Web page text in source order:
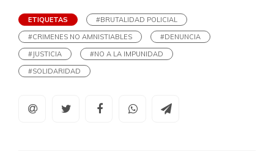
ETIQUETAS
#BRUTALIDAD POLICIAL
#CRIMENES NO AMNISTIABLES
#DENUNCIA
#JUSTICIA
#NO A LA IMPUNIDAD
#SOLIDARIDAD